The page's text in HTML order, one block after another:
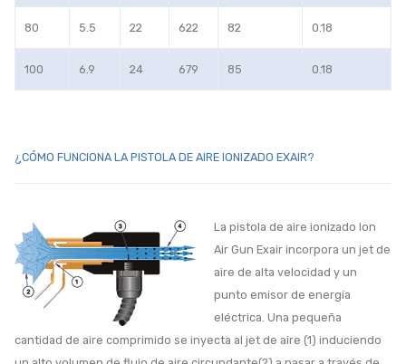
80 5.5 22 622 82 0.18
100 6.9 24 679 85 0.18
¿CÓMO FUNCIONA LA PISTOLA DE AIRE IONIZADO EXAIR?
La pistola de aire ionizado Ion
Air Gun Exair incorpora un jet de
aire de alta velocidad y un
punto emisor de energía
eléctrica. Una pequeña
cantidad de aire comprimido se inyecta al jet de aire (1) induciendo